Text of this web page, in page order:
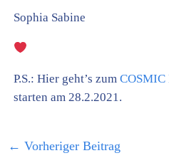
Sophia Sabine
P.S.: Hier geht’s zumCOSMIC
starten am 28.2.2021.
← Vorheriger Beitrag